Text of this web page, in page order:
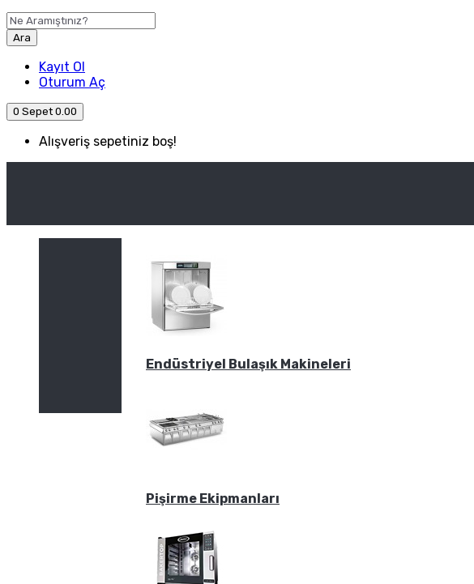
Ara
Kayıt Ol
Oturum Aç
0 Sepet 0.00
Alışveriş sepetiniz boş!
Kategori
Endüstriyel Bulaşık Makineleri
Pişirme Ekipmanları